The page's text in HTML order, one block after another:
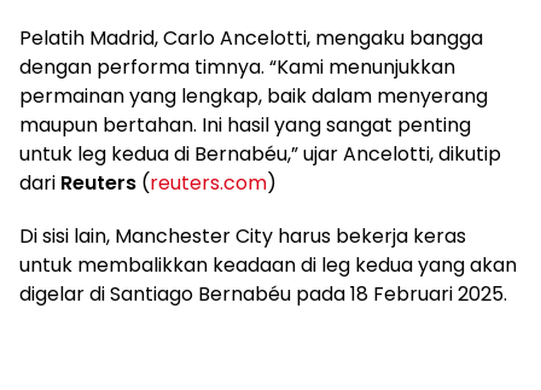
Pelatih Madrid, Carlo Ancelotti, mengaku bangga
dengan performa timnya. “Kami menunjukkan
permainan yang lengkap, baik dalam menyerang
maupun bertahan. Ini hasil yang sangat penting
untuk leg kedua di Bernabéu,” ujar Ancelotti, dikutip
dari Reuters (reuters.com)
Di sisi lain, Manchester City harus bekerja keras
untuk membalikkan keadaan di leg kedua yang akan
digelar di Santiago Bernabéu pada 18 Februari 2025.